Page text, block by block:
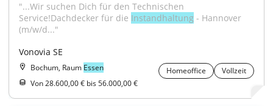
"...Wir suchen Dich für den Technischen
Service!Dachdecker für die Instandhaltung - Hannover
(m/w/d..."
Vonovia SE
Bochum, Raum Essen Homeoffice
Vollzeit
Von 28.600,00 € bis 56.000,00 €